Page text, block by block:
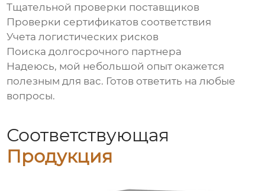
Тщательной проверки поставщиков
Проверки сертификатов соответствия
Учета логистических рисков
Поиска долгосрочного партнера
Надеюсь, мой небольшой опыт окажется
полезным для вас. Готов ответить на любые
вопросы.
Соответствующая
Продукция